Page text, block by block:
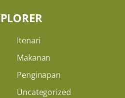
Itenari
Makanan
Penginapan
Uncategorized